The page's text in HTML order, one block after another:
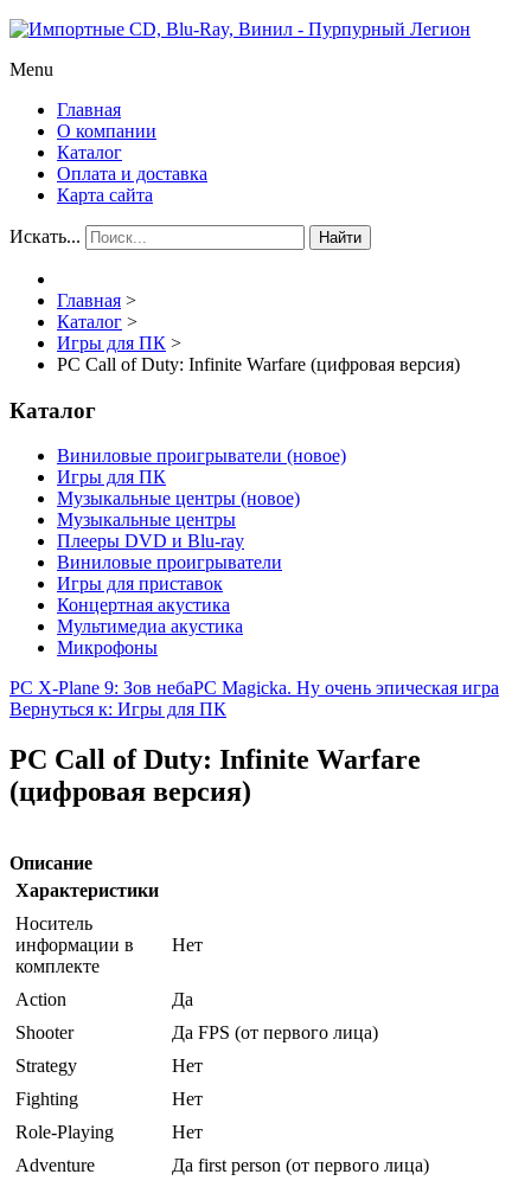
Menu
Главная
О компании
Каталог
Оплата и доставка
Карта сайта
Искать... Найти
Главная >
Каталог >
Игры для ПК >
PC Call of Duty: Infinite Warfare (цифровая версия)
Каталог
Виниловые проигрыватели (новое)
Игры для ПК
Музыкальные центры (новое)
Музыкальные центры
Плееры DVD и Blu-ray
Виниловые проигрыватели
Игры для приставок
Концертная акустика
Мультимедиа акустика
Микрофоны
PC X-Plane 9: Зов небаPC Magicka. Ну очень эпическая игра
Вернуться к: Игры для ПК
PC Call of Duty: Infinite Warfare
(цифровая версия)
Описание
Характеристики
Носитель
информации в
комплекте
Нет
Action
Да
Shooter
Да FPS (от первого лица)
Strategy
Нет
Fighting
Нет
Role-Playing
Нет
Adventure
Да first person (от первого лица)